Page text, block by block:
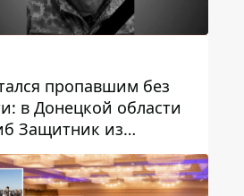
пропавшим без
в Донецкой области
Защитник из
Антон